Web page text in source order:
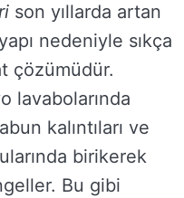
son yıllarda artan
nedeniyle sıkça
çözümüdür.
lavabolarında
kalıntıları ve
birikerek
Bu gibi